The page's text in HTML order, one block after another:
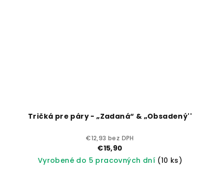
Tričká pre páry - „Zadaná“ & „Obsadený''
€12,93 bez DPH
€15,90
Vyrobené do 5 pracovných dní (10 ks)